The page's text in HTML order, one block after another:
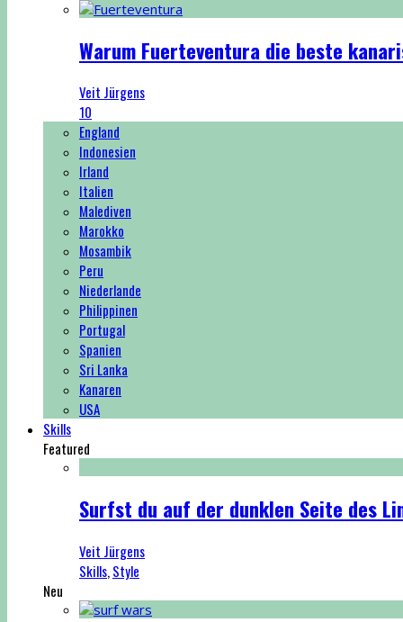
Warum Fuerteventura die beste
Veit Jürgens
10
England
Indonesien
Irland
Italien
Malediven
Marokko
Mosambik
Peru
Niederlande
Philippinen
Portugal
Spanien
Sri Lanka
Kanaren
USA
Skills
Featured
Surfst du auf der dunklen Seite des
Veit Jürgens
Skills,Style
Neu